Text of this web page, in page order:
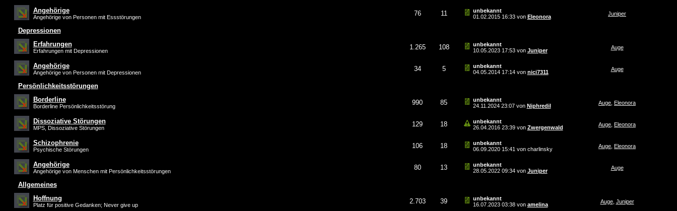
Angehörige
Angehörige von Personen mit Essstörungen 76 11
unbekannt
01.02.2015 16:33von Eleonora Juniper
Depressionen
Erfahrungen
Erfahrungen mit Depressionen 1.265 108
unbekannt
10.05.2023 17:53von Juniper Auge
Angehörige
Angehörige von Personen mit Depressionen 34 5
unbekannt
04.05.2014 17:14von nici7311 Auge
Persönlichkeitsstörungen
Borderline
Borderline Persönlichkeitsstörung 990 85
unbekannt
24.11.2024 23:07von Niphredil Auge Eleonora
Dissoziative Störungen
MPS, Dissoziative Störungen 129 18
unbekannt
26.04.2016 23:39von Zwergenwald Auge Eleonora
Schizophrenie
Psychische Störungen 106 18
unbekannt
06.09.2020 15:41 von charlinsky Auge Eleonora
Angehörige
Angehörige von Menschen mit Persönlichkeitsstörungen 80 13
unbekannt
28.05.2022 09:34von Juniper Auge
Allgemeines
Hoffnung
Platz für positive Gedanken; Never give up 2.703 39
unbekannt
16.07.2023 03:38von amelina Auge, Juniper